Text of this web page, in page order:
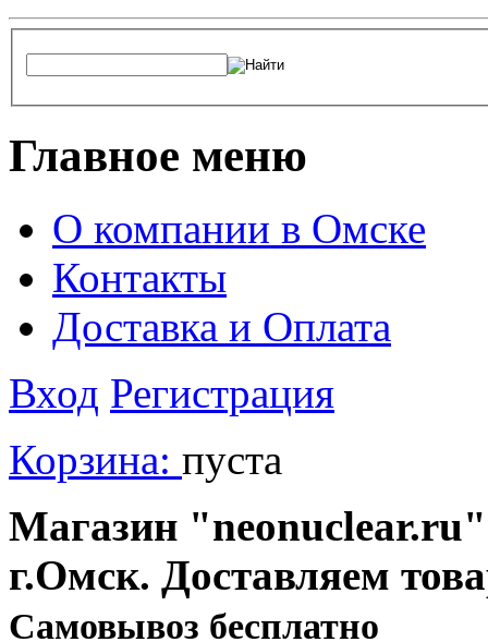
Главное меню
О компании в Омске
Контакты
Доставка и Оплата
Вход Регистрация
Корзина: пуста
Магазин
г.Омск. Доставляем
Cамовывоз бесплатно